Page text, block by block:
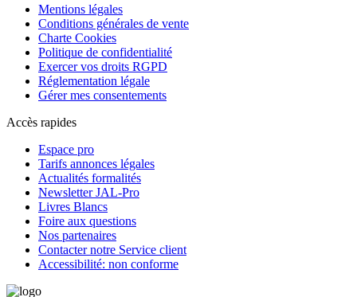
Mentions légales
Conditions générales de vente
Charte Cookies
Politique de confidentialité
Exercer vos droits RGPD
Réglementation légale
Gérer mes consentements
Accès rapides
Espace pro
Tarifs annonces légales
Actualités formalités
Newsletter JAL-Pro
Livres Blancs
Foire aux questions
Nos partenaires
Contacter notre Service client
Accessibilité: non conforme